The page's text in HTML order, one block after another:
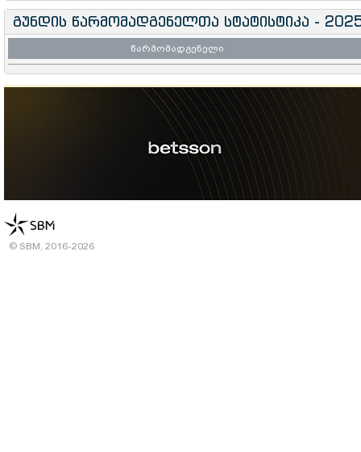
გუნდის წარმომადგენელთა სტატისტიკა -
წარმომადგენელი
© SBM, 2016-2026